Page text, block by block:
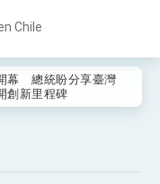
Chile
流合作
幕 總統盼分享臺灣
創新里程碑